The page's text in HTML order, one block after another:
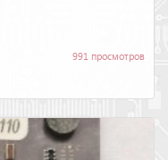
991 просмотров